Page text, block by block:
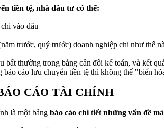
tiền tệ, nhà đầu tư có thể:
vào đâu
trước, quý trước) doanh nghiệp chi như thế
bất thường trong bảng cân đối kế toán, và kết
cáo lưu chuyển tiền tệ thì không thể "biến
CÁO TÀI CHÍNH
là một bảng báo cáo chi tiết những vấn đề